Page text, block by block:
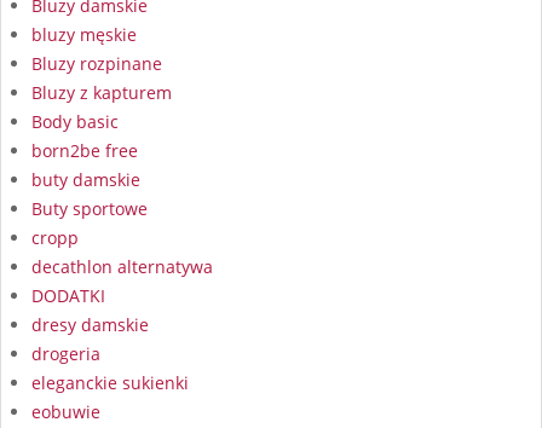
Bluzy damskie
bluzy męskie
Bluzy rozpinane
Bluzy z kapturem
Body basic
born2be free
buty damskie
Buty sportowe
cropp
decathlon alternatywa
DODATKI
dresy damskie
drogeria
eleganckie sukienki
eobuwie